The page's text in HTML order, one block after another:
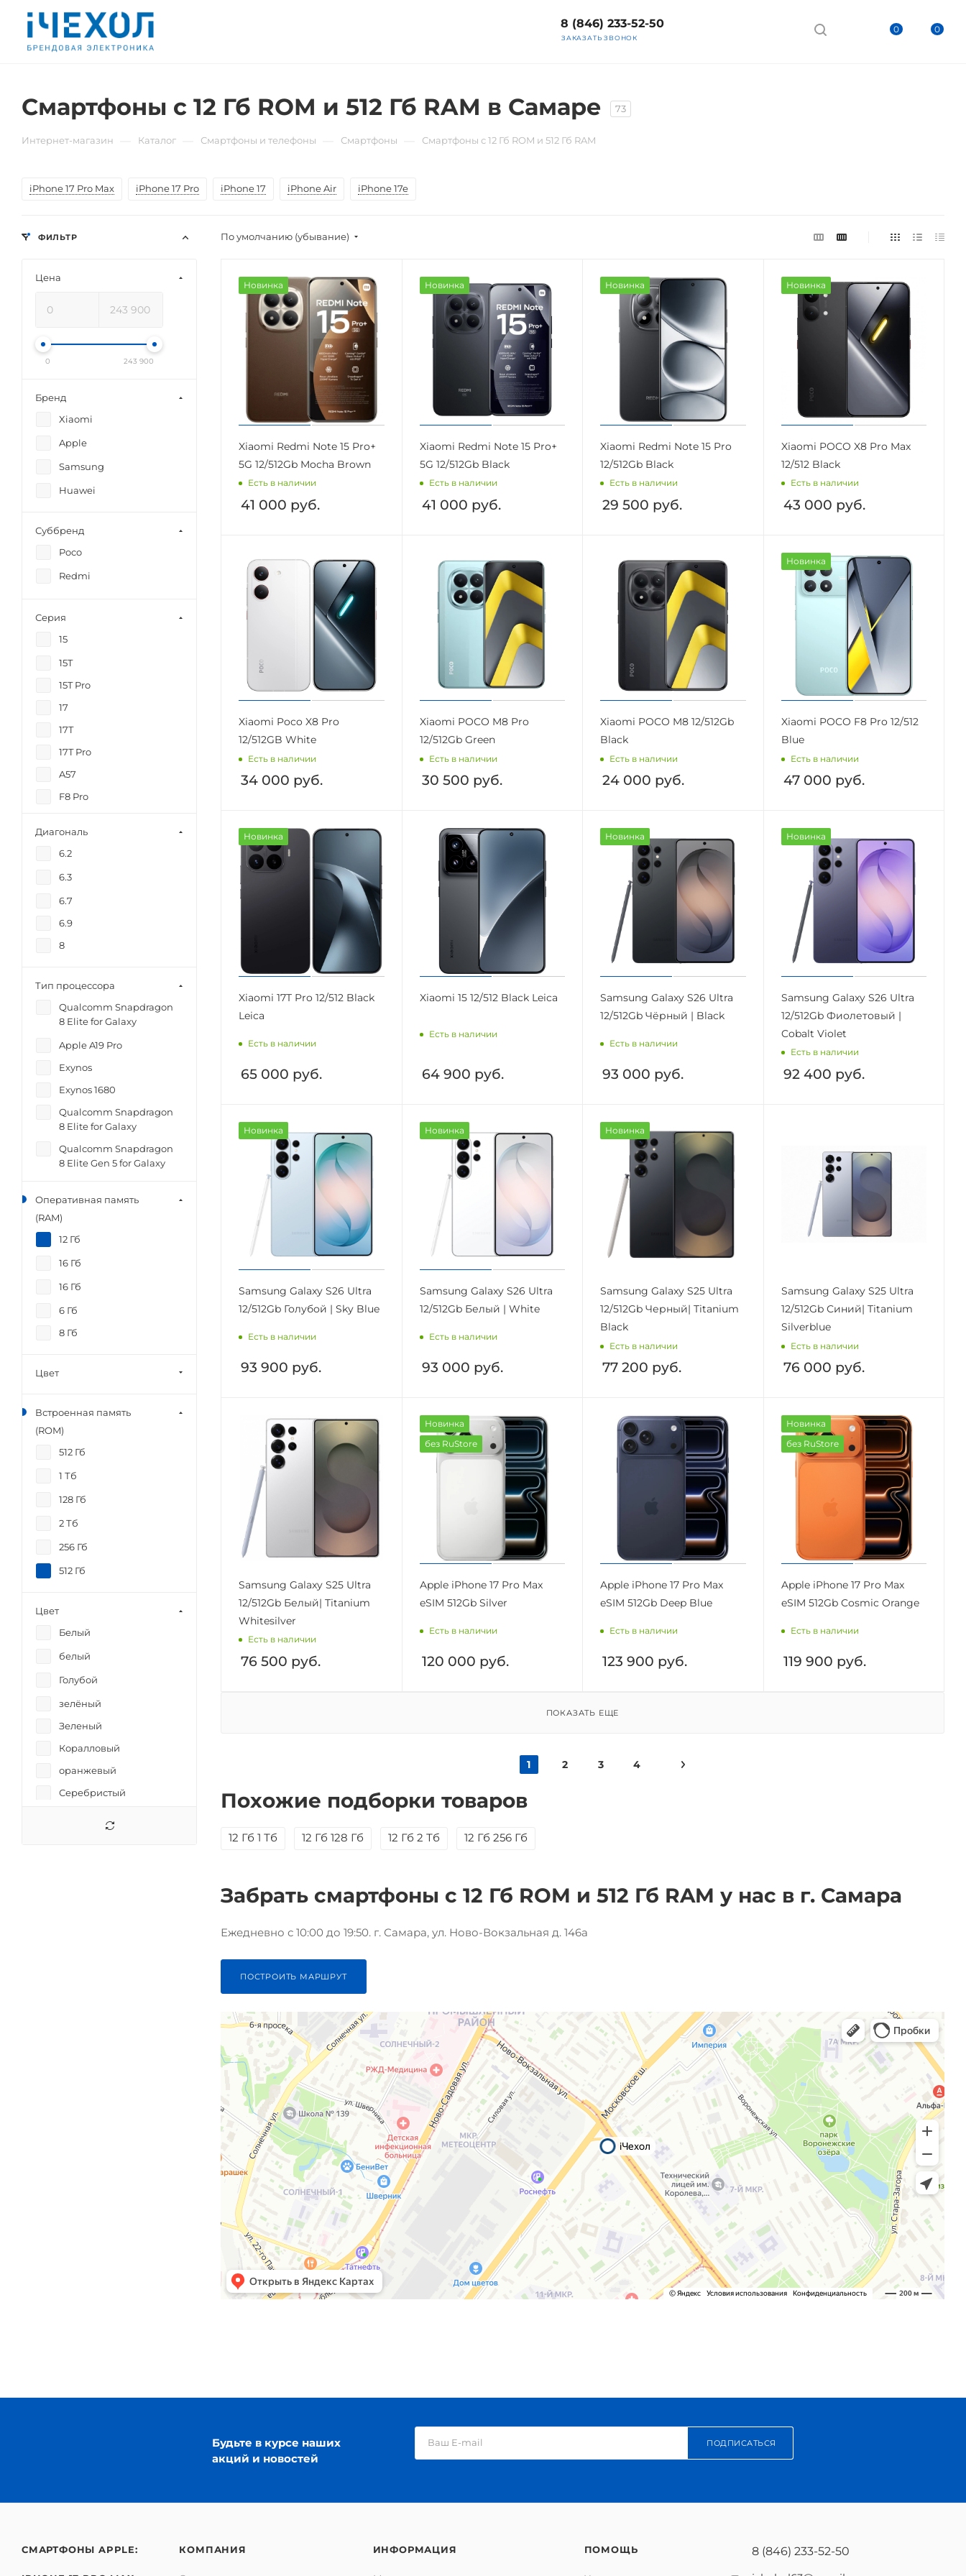
0 0
8 (846) 233-52-50
ЗАКАЗАТЬ ЗВОНОК
Смартфоны с 12 Гб ROM и 512 Гб RAM в Самаре 73
Интернет-магазин Каталог Смартфоны и телефоны Смартфоны Смартфоны с 12 Гб ROM и 512 Гб RAM
iPhone 17 Pro Max iPhone 17 Pro iPhone 17 iPhone Air iPhone 17e
По умолчанию (убывание)
Новинка
Xiaomi Redmi Note 15 Pro+
5G 12/512Gb Mocha Brown
Есть в наличии
41 000 руб.
Новинка
Xiaomi Redmi Note 15 Pro+
5G 12/512Gb Black
Есть в наличии
41 000 руб.
Новинка
Xiaomi Redmi Note 15 Pro
12/512Gb Black
Есть в наличии
29 500 руб.
Новинка
Xiaomi POCO X8 Pro Max
12/512 Black
Есть в наличии
43 000 руб.
Xiaomi Poco X8 Pro
12/512GB White
Есть в наличии
34 000 руб.
Xiaomi POCO M8 Pro
12/512Gb Green
Есть в наличии
30 500 руб.
Xiaomi POCO M8 12/512Gb
Black
Есть в наличии
24 000 руб.
Новинка
Xiaomi POCO F8 Pro 12/512
Blue
Есть в наличии
47 000 руб.
Новинка
Xiaomi 17T Pro 12/512 Black
Leica
Есть в наличии
65 000 руб.
Xiaomi 15 12/512 Black Leica
Есть в наличии
64 900 руб.
Новинка
Samsung Galaxy S26 Ultra
12/512Gb Чёрный | Black
Есть в наличии
93 000 руб.
Новинка
Samsung Galaxy S26 Ultra
12/512Gb Фиолетовый |
Cobalt Violet
Есть в наличии
92 400 руб.
Новинка
Samsung Galaxy S26 Ultra
12/512Gb Голубой | Sky Blue
Есть в наличии
93 900 руб.
Новинка
Samsung Galaxy S26 Ultra
12/512Gb Белый | White
Есть в наличии
93 000 руб.
Новинка
Samsung Galaxy S25 Ultra
12/512Gb Черный| Titanium
Black
Есть в наличии
77 200 руб.
Samsung Galaxy S25 Ultra
12/512Gb Синий| Titanium
Silverblue
Есть в наличии
76 000 руб.
Samsung Galaxy S25 Ultra
12/512Gb Белый| Titanium
Whitesilver
Есть в наличии
76 500 руб.
Новинка
без RuStore
Apple iPhone 17 Pro Max
eSIM 512Gb Silver
Есть в наличии
120 000 руб.
Apple iPhone 17 Pro Max
eSIM 512Gb Deep Blue
Есть в наличии
123 900 руб.
Новинка
без RuStore
Apple iPhone 17 Pro Max
eSIM 512Gb Cosmic Orange
Есть в наличии
119 900 руб.
ПОКАЗАТЬ ЕЩЕ
1 2 3 4
Похожие подборки товаров
12 Гб 1 Тб 12 Гб 128 Гб 12 Гб 2 Тб 12 Гб 256 Гб
Забрать смартфоны с 12 Гб ROM и 512 Гб RAM у нас в г. Самара
Ежедневно с 10:00 до 19:50. г. Самара, ул. Ново-Вокзальная д. 146а
ПОСТРОИТЬ МАРШРУТ
ФИЛЬТР
Цена
0 243 900
Бренд
Xiaomi
Apple
Samsung
Huawei
Суббренд
Poco
Redmi
Серия
15
15T
15T Pro
17
17T
17T Pro
A57
F8 Pro
M8 Pro
Note 13
Note 15 Pro
S24 Ultra
S25
S25 Edge
S25 Plus
S25 Ultra
S26
S26 Plus
X8 Pro
X8 Pro Max
Z Flip 7
Диагональ
6.2
6.3
6.7
6.9
8
Тип процессора
Qualcomm Snapdragon
8 Elite for Galaxy
Apple A19 Pro
Exynos
Exynos 1680
Qualcomm Snapdragon
8 Elite for Galaxy
Qualcomm Snapdragon
8 Elite Gen 5 for Galaxy
Galaxy
Snapdragon 8s Gen 3
Оперативная память
(RAM)
12 Гб
16 Гб
16 Гб
6 Гб
8 Гб
Цвет
Встроенная память
(ROM)
512 Гб
1 Тб
128 Гб
2 Тб
256 Гб
512 Гб
Цвет
Белый
белый
Голубой
зелёный
Зеленый
Коралловый
оранжевый
Серебристый
Будьте в курсе наших
акций и новостей
ПОДПИСАТЬСЯ
СМАРТФОНЫ APPLE: КОМПАНИЯ ИНФОРМАЦИЯ ПОМОЩЬ
8 (846) 233-52-50